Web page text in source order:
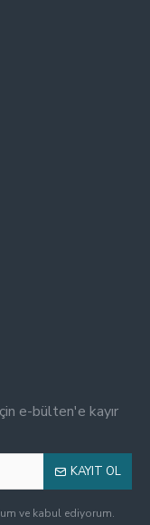
e-bülten'e kayır
KAYIT OL
ve kabul ediyorum.